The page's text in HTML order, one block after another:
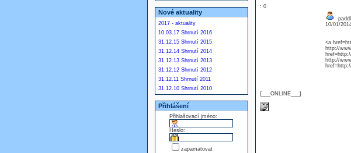
Nové aktuality
2017 - aktuality
10.03.17 Shrnutí 2016
31.12.15 Shrnutí 2015
31.12.14 Shrnutí 2014
31.12.13 Shrnutí 2013
31.12.12 Shrnutí 2012
31.12.11 Shrnutí 2011
31.12.10 Shrnutí 2010
Přihlášení
Přihlašovací jméno:
Heslo:
zapamatovat
: 0
{___ONLINE___}
10/01/
<a
http://
http://